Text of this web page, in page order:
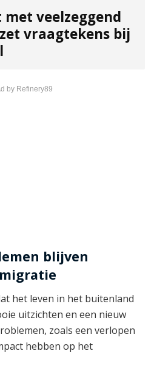
met veelzeggend
vraagtekens bij
by Refinery89
blijven
het leven in het buitenland
uitzichten en een nieuw
zoals een verlopen
hebben op het